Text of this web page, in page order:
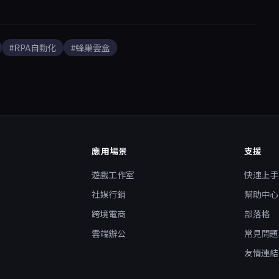
#RPA自動化 #蜂巢雲盒
應用場景
遊戲工作室
社媒行銷
跨境電商
雲端辦公
支援
快速上手
幫助中心
部落格
常見問題
友情連結